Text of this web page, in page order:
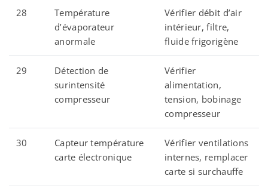
28
Température
d’évaporateur
anormale
Vérifier débit d’air
intérieur, filtre,
fluide frigorigène
29
Détection de
surintensité
compresseur
Vérifier
alimentation,
tension, bobinage
compresseur
30
Capteur température
carte électronique
Vérifier ventilations
internes, remplacer
carte si surchauffe